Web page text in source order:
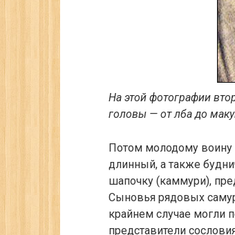
На этой фотографии
головы — от лба до
Потом молодому воину
длинный, а также
шапочку (каммури),
Сыновья рядовых
крайнем случае могли
представители